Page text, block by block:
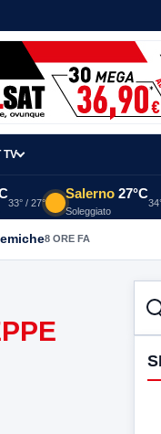
TV
33° / 27°
Salerno 27°C
Soleggiato
8 ORE FA